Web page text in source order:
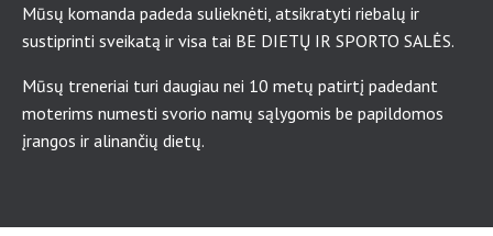
Mūsų komanda padeda sulieknėti, atsikratyti riebalų ir
sustiprinti sveikatą ir visa tai BE DIETŲ IR SPORTO SALĖS.
Mūsų treneriai turi daugiau nei 10 metų patirtį padedant
moterims numesti svorio namų sąlygomis be papildomos
įrangos ir alinančių dietų.